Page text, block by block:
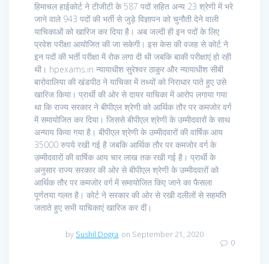
हिमाचल हाईकोर्ट ने टीजीटी के 587 पदों सहित अन्य 23 श्रेणी में भरे
जाने वाले 943 पदों की भर्ती से जुड़े विज्ञापन को चुनौती देने वाली
याचिकाओं को खारिज कर दिया है। अब जल्दी ही इन पदों के लिए
प्रवेश परीक्षा आयोजित की जा सकेगी। इस केस की वजह से कोर्ट ने
इन पदों की भर्ती परीक्षा में रोक लगा दी थी जबकि बाकी परीक्षाएं हो रही
थी। hpexams.in न्यायाधीश सुरेश्वर ठाकुर और न्यायाधीश सीबी
बारोवालिया की खंडपीठ ने याचिका में तथ्यों को निराधार पाते हुए उसे
खारिज किया। प्रार्थी की ओर से दायर याचिका में आरोप लगाया गया
था कि राज्य सरकार ने बीपीएल श्रेणी को आर्थिक तौर पर कमजोर वर्ग
में समायोजित कर दिया। जिससे बीपीएल श्रेणी के उम्मीदवारों के साथ
अन्याय किया गया है। बीपीएल श्रेणी के उम्मीदवारों की वार्षिक आय
35000 रुपये रखी गई है जबकि आर्थिक तौर पर कमजोर वर्ग के
उम्मीदवारों की वार्षिक आय चार लाख तक रखी गई है। प्रार्थी के
अनुसार राज्य सरकार की ओर से बीपीएल श्रेणी के उम्मीदवारों को
आर्थिक तौर पर कमजोर वर्ग में समायोजित किए जाने का फैसला
पूर्णतया गलत है। कोर्ट ने सरकार की ओर से रखी दलीलों से सहमति
जताते हुए सभी याचिकाएं खारिज कर दीं।
by Sushil Dogra on September 21, 2020
0